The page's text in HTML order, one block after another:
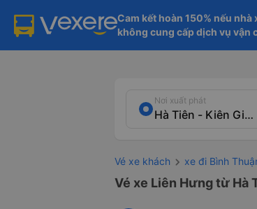
Cam kết hoàn 150% nếu nhà
không cung cấp dịch vụ vận
Nơi xuất phát
Vé xe khách xe đi Bình
Vé xe Liên Hưng từ Hà